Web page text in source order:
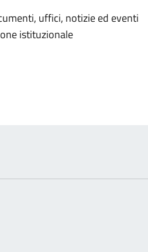
uffici, notizie ed eventi
istituzionale